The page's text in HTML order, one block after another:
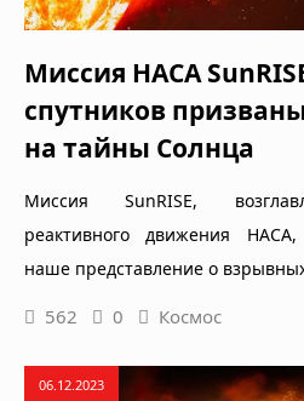
Миссия НАСА
спутников
на тайны Солнца
Миссия SunRISE,
реактивного движения
наше представление о
562 0 Космос
06.12.2023